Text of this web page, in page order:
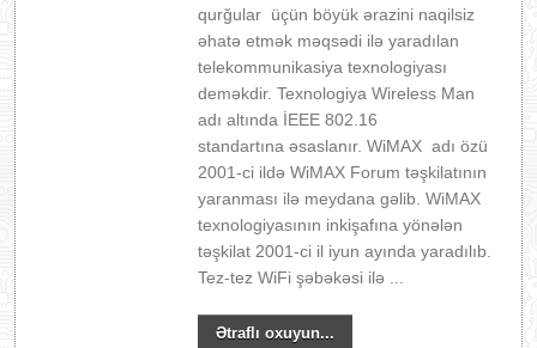
qurğular üçün böyük ərazini naqilsiz
əhatə etmək məqsədi ilə yaradılan
telekommunikasiya texnologiyası
deməkdir. Texnologiya Wireless Man
adı altında İEEE 802.16
standartına əsaslanır. WiMAX adı özü
2001-ci ildə WiMAX Forum təşkilatının
yaranması ilə meydana gəlib. WiMAX
texnologiyasının inkişafına yönələn
təşkilat 2001-ci il iyun ayında yaradılıb.
Tez-tez WiFi şəbəkəsi ilə ...
Ətraflı oxuyun...